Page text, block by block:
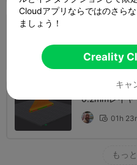
リッド、オー
02h 59m
0.2mmレイヤ
ル ABS K1 Max
 01h
もっ
Cloudアプリならではのさら
ましょう！
Creality
キャ